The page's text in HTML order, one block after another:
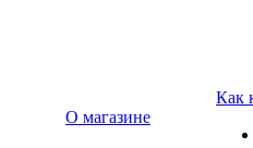
О магазине
Как